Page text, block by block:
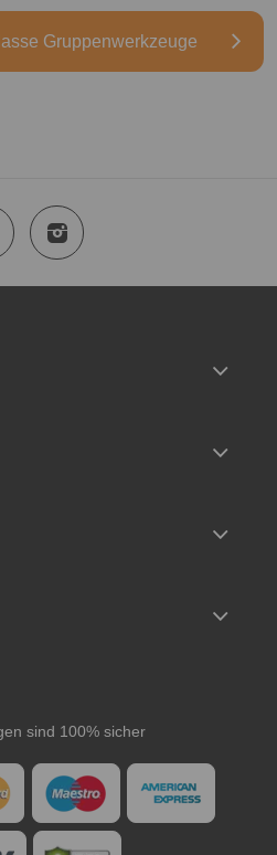
Gruppenwerkzeuge
sind 100% sicher